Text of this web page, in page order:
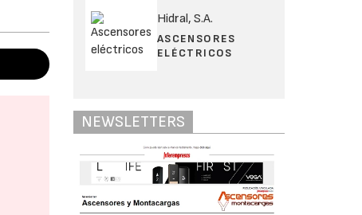
Hidral, S.A.
ASCENSORES
ELÉCTRICOS
NEWSLETTERS